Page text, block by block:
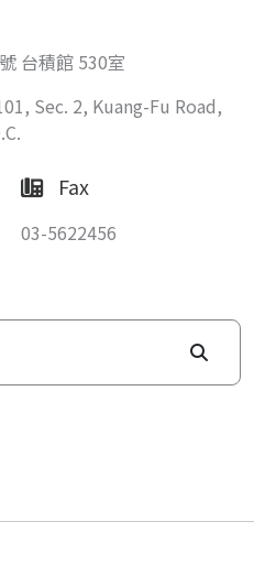
台積館 530室
Sec. 2, Kuang-Fu Road,
Fax
03-5622456